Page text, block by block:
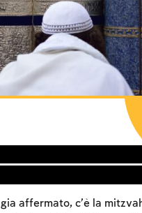
della distruzione
affermato, c’è la